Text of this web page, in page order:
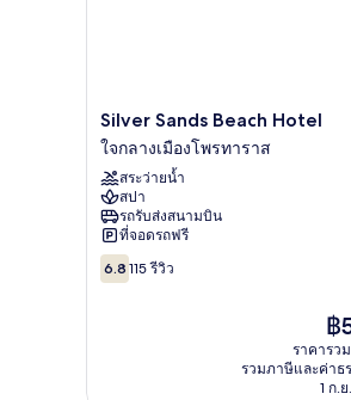
Silver
Sands
Beach
Hotel
ใจกลาง
เมือง
โพร
ทา
ราส
Silver Sands Beach Hotel
ใจกลางเมืองโพรทาราส
สระว่ายน้ำ
สปา
รถรับส่งสนามบิน
ที่จอดรถฟรี
6.8
จาก
6.8 115 รีวิว
รา
ปัจ
คือ
฿
฿
ราคารว
รวมภาษีและค่าธ
1 ก.